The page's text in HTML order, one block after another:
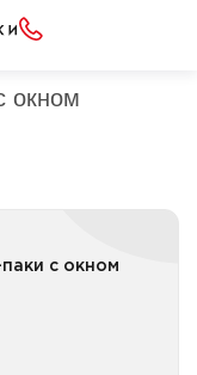
окном
с окном